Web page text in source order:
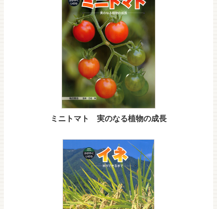
ミニトマト 実のなる植物の成長